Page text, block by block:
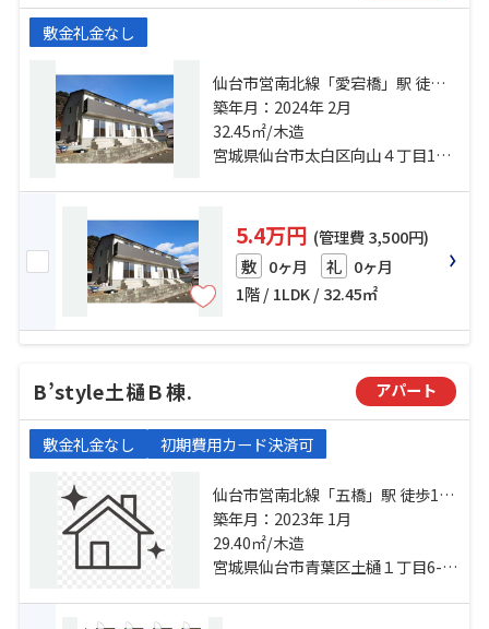
敷金礼金なし
仙台市営南北線「愛宕橋」駅 徒歩
13分 仙台市営南北線「五橋」駅 徒
歩18分 仙台市営南北線「河原町」
駅 徒歩19分
築年月：2024年 2月
32.45㎡/木造
宮城県仙台市太白区向山４丁目15-17
5.4万円 (管理費 3,500円)
敷 0ヶ月 礼 0ヶ月
1階 / 1LDK / 32.45㎡
B’style土樋Ｂ棟. アパート
敷金礼金なし 初期費用カード決済可
仙台市営南北線「五橋」駅 徒歩11
分 仙台市営南北線「愛宕橋」駅 徒
歩11分 仙台市地下鉄東西線「青葉
通一番町」駅 徒歩20分
築年月：2023年 1月
29.40㎡/木造
宮城県仙台市青葉区土樋１丁目6-16